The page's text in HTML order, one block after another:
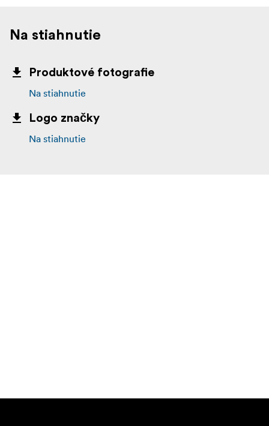
Na stiahnutie
Produktové fotografie
Na stiahnutie
Logo značky
Na stiahnutie